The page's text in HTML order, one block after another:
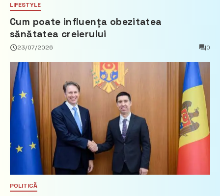
LIFESTYLE
Cum poate influența obezitatea
sănătatea creierului
23/07/2026 0
POLITICĂ